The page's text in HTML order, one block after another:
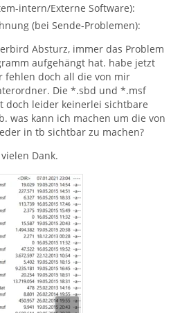
intern/Externe Software):
(bei Sende-Problemen):
Absturz, immer das Problem
aufgehängt hat. habe jetzt
fehlen doch all die von mir
Die *.sbd und *.msf
doch leider keinerlei sichtbare
was kann ich machen um die von
in tb sichtbar zu machen?
Dank.